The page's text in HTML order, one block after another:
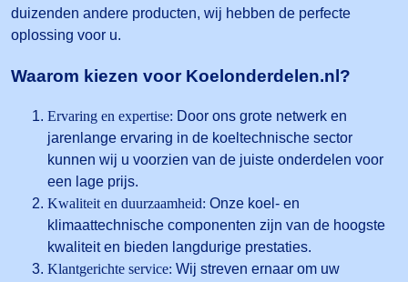
duizenden andere producten, wij hebben de perfecte
oplossing voor u.
Waarom kiezen voor Koelonderdelen.nl?
Ervaring en expertise: Door ons grote netwerk en
jarenlange ervaring in de koeltechnische sector
kunnen wij u voorzien van de juiste onderdelen voor
een lage prijs.
Kwaliteit en duurzaamheid: Onze koel- en
klimaattechnische componenten zijn van de hoogste
kwaliteit en bieden langdurige prestaties.
Klantgerichte service: Wij streven ernaar om uw